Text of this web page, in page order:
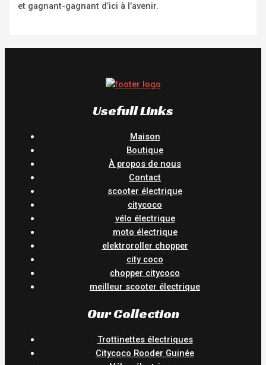
et gagnant-gagnant d’ici à l’avenir.
Usefull Links
Maison
Boutique
À propos de nous
Contact
scooter électrique
citycoco
vélo électrique
moto électrique
elektroroller chopper
city coco
chopper citycoco
meilleur scooter électrique
Our Collection
Trottinettes électriques
Citycoco Rooder Guinée